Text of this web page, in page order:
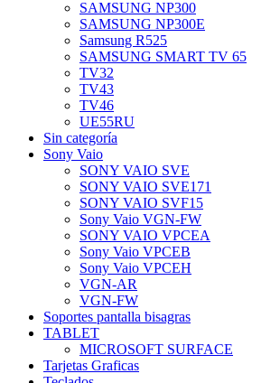
SAMSUNG NP300
SAMSUNG NP300E
Samsung R525
SAMSUNG SMART TV 65
TV32
TV43
TV46
UE55RU
Sin categoría
Sony Vaio
SONY VAIO SVE
SONY VAIO SVE171
SONY VAIO SVF15
Sony Vaio VGN-FW
SONY VAIO VPCEA
Sony Vaio VPCEB
Sony Vaio VPCEH
VGN-AR
VGN-FW
Soportes pantalla bisagras
TABLET
MICROSOFT SURFACE
Tarjetas Graficas